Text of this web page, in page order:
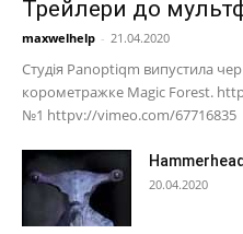
Трейлери до
maxwelhelp - 21.04.2020
Студія Panoptiqm випустила
корометражке Magic Forest.
№1 httpv://vimeo.com/67716835
20.04.2020